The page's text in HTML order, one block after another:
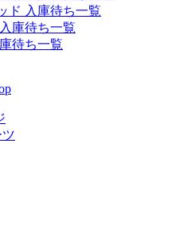
ド 入庫待ち一覧
庫待ち一覧
待ち一覧